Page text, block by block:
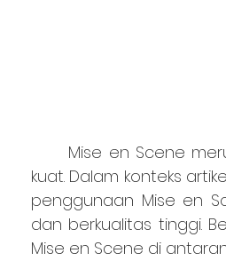
kuat. Dalam konteks
penggunaan Mise en
dan berkualitas tinggi.
Mise en Scene di